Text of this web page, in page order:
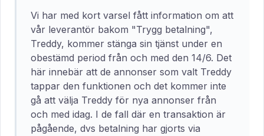
Vi har med kort varsel fått information om att
vår leverantör bakom "Trygg betalning",
Treddy, kommer stänga sin tjänst under en
obestämd period från och med den 14/6. Det
här innebär att de annonser som valt Treddy
tappar den funktionen och det kommer inte
gå att välja Treddy för nya annonser från
och med idag. I de fall där en transaktion är
pågående, dvs betalning har gjorts via